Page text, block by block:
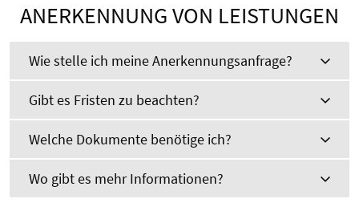
ANERKENNUNG VON LEISTUNGEN
Wie stelle ich meine Anerkennungsanfrage?
Gibt es Fristen zu beachten?
Welche Dokumente benötige ich?
Wo gibt es mehr Informationen?